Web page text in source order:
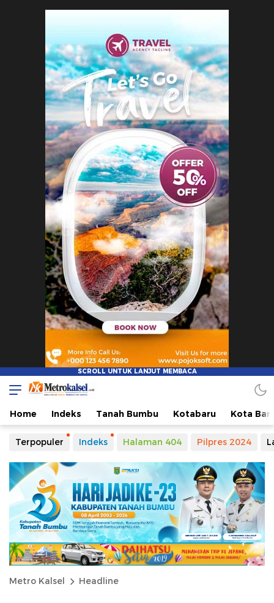
Home Indeks Tanah Bumbu Kotabaru Kota
Terpopuler Indeks Halaman 404 Pilpres 2024
Metro Kalsel Headline